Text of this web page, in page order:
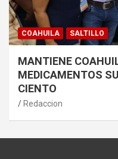
COAHUILA SALTILLO
MANTIENE
MEDICAMENTOS
CIENTO
Redaccion